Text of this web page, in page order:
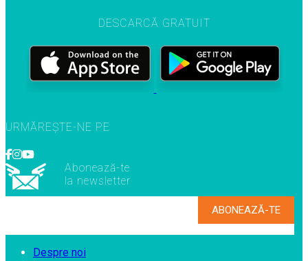
DESCARCĂ GRATUIT
URMĂREȘTE-NE PE
Abonează-te
la newsletter
Despre noi